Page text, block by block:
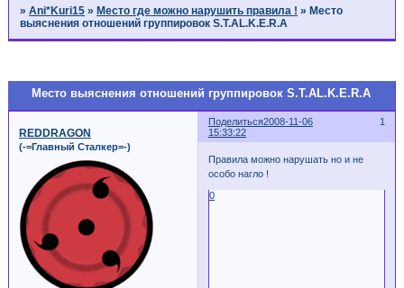
»Ani*Kuri15 » Место где можно нарушить правила ! » Место
выяснения отношений группировок S.T.AL.K.E.R.A
Место выяснения отношений группировок S.T.AL.K.E.R.A
Поделиться 1
2008-11-06
15:33:22
REDDRAGON
(-=Главный Сталкер=-)
Правила можно нарушать но и не
особо нагло !
0